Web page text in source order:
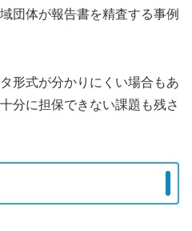
団体が報告書を精査する事例
形式が分かりにくい場合もあ
分に担保できない課題も残さ